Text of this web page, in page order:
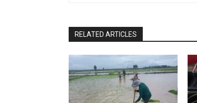
RELATED ARTICLES